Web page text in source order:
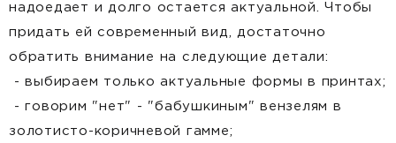
надоедает и долго остается актуальной. Чтобы
придать ей современный вид, достаточно
обратить внимание на следующие детали:
- выбираем только актуальные формы в принтах;
- говорим "нет" - "бабушкиным" вензелям в
золотисто-коричневой гамме;